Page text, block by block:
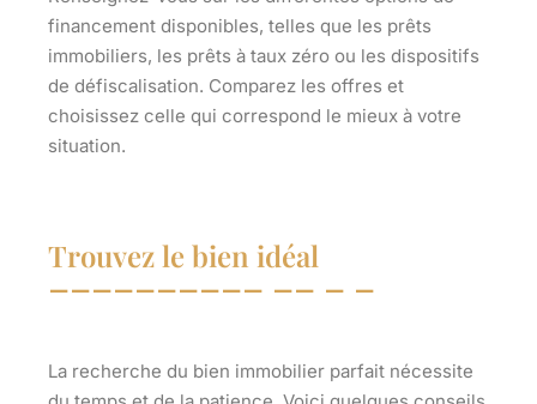
financement disponibles, telles que les prêts
immobiliers, les prêts à taux zéro ou les dispositifs
de défiscalisation. Comparez les offres et
choisissez celle qui correspond le mieux à votre
situation.
Trouvez le bien idéal
La recherche du bien immobilier parfait nécessite